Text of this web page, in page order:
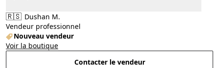
🇷🇸 Dushan M.
Vendeur professionnel
Nouveau vendeur
Voir la boutique
Contacter le vendeur